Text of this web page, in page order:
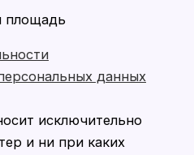
площадь
данных
исключительно
и ни при каких